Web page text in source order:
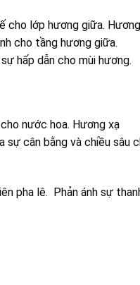
cho lớp hương giữa. Hương
cho tầng hương giữa.
hấp dẫn cho mùi hương.
nước hoa. Hương xạ
sự cân bằng và chiều sâu
pha lê. Phản ánh sự